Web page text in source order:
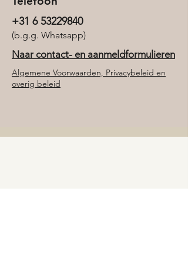
+31 6 53229840
(b.g.g. Whatsapp)
Naar contact- en aanmeldformulieren
Algemene Voorwaarden, Privacybeleid en
overig beleid